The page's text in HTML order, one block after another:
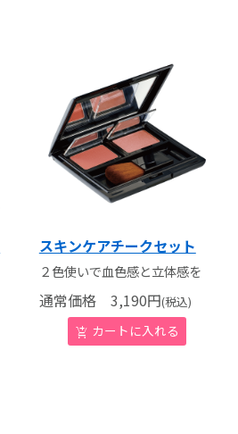
スキンケアチークセット
２色使いで血色感と立体感を
通常価格3,190円(税込)